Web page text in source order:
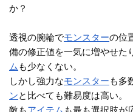
か？
透視の腕輪でモンスターの位
備の修正値を一気に増やせた
ム も少なくない。
しかし強力なモンスターも多
ンと比べても難易度は高い。